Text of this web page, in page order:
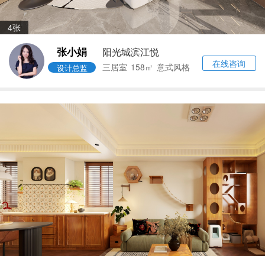
4张
张小娟
设计总监
阳光城滨江悦
三居室 158㎡ 意式风格 在线咨询